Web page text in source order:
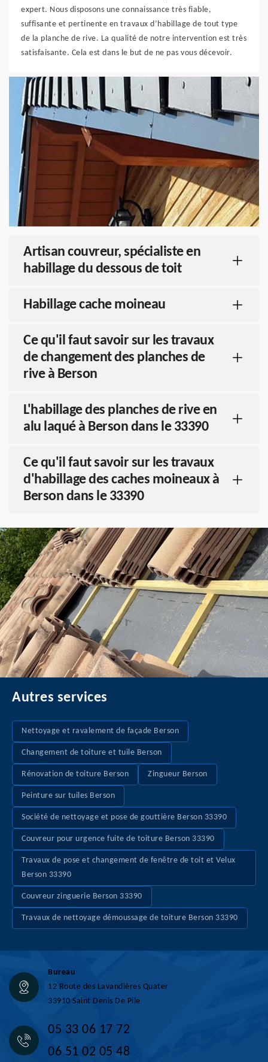
expert. Nous disposons une connaissance très fiable,
suffisante et pertinente en travaux d’habillage de tout type
de la planche de rive. La qualité de notre intervention est très
satisfaisante. Cela est dans le but de ne pas vous décevoir.
Artisan couvreur, spécialiste en
habillage du dessous de toit
Habillage cache moineau
Ce qu'il faut savoir sur les travaux
de changement des planches de
rive à Berson
L'habillage des planches de rive en
alu laqué à Berson dans le 33390
Ce qu'il faut savoir sur les travaux
d'habillage des caches moineaux à
Berson dans le 33390
Autres services
Nettoyage et ravalement de façade Berson
Changement de toiture et tuile Berson
Rénovation de toiture Berson Zingueur Berson
Peinture sur tuiles Berson
Société de nettoyage et pose de gouttière Berson 33390
Couvreur pour urgence fuite de toiture Berson 33390
Travaux de pose et changement de fenêtre de toit et Velux
Berson 33390
Couvreur zinguerie Berson 33390
Travaux de nettoyage démoussage de toiture Berson 33390
Bureau
12 Route des Lavandières Quater
33910 Saint Denis De Pile
05 33 06 17 72
06 51 02 05 48